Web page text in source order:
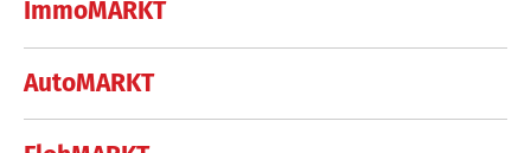
ImmoMARKT
AutoMARKT